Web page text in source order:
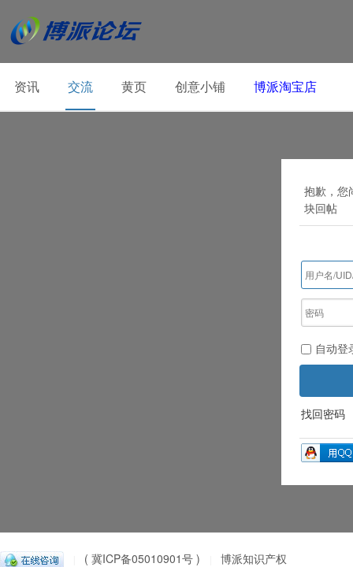
资讯 交流 黄页 创意小铺 博派淘宝店
抱歉，您
块回帖
自动登
找回密码
( 冀ICP备05010901号 ) 博派知识产权